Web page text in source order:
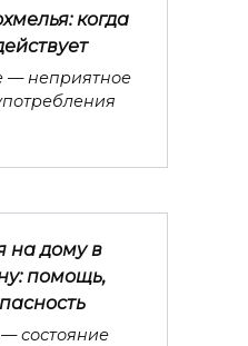
когда
— неприятное
на дому в
помощь,
состояние